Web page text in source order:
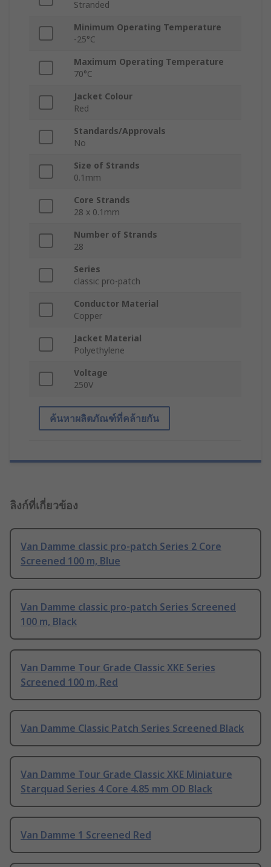
Stranded
Minimum Operating Temperature
-25°C
Maximum Operating Temperature
70°C
Jacket Colour
Red
Standards/Approvals
No
Size of Strands
0.1mm
Core Strands
28 x 0.1mm
Number of Strands
28
Series
classic pro-patch
Conductor Material
Copper
Jacket Material
Polyethylene
Voltage
250V
ค้นหาผลิตภัณฑ์ที่คล้ายกัน
ลิงก์ที่เกี่ยวข้อง
Van Damme classic pro-patch Series 2 Core
Screened 100 m, Blue
Van Damme classic pro-patch Series Screened
100 m, Black
Van Damme Tour Grade Classic XKE Series
Screened 100 m, Red
Van Damme Classic Patch Series Screened Black
Van Damme Tour Grade Classic XKE Miniature
Starquad Series 4 Core 4.85 mm OD Black
Van Damme 1 Screened Red